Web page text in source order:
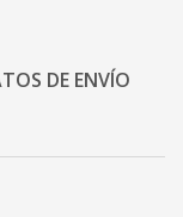
DE ENVÍO